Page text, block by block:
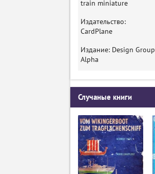
train miniature
Издательство:
CardPlane
Издание: Design Group
Alpha
Случаные книги